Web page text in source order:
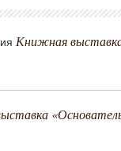
Книжная
«Основатель